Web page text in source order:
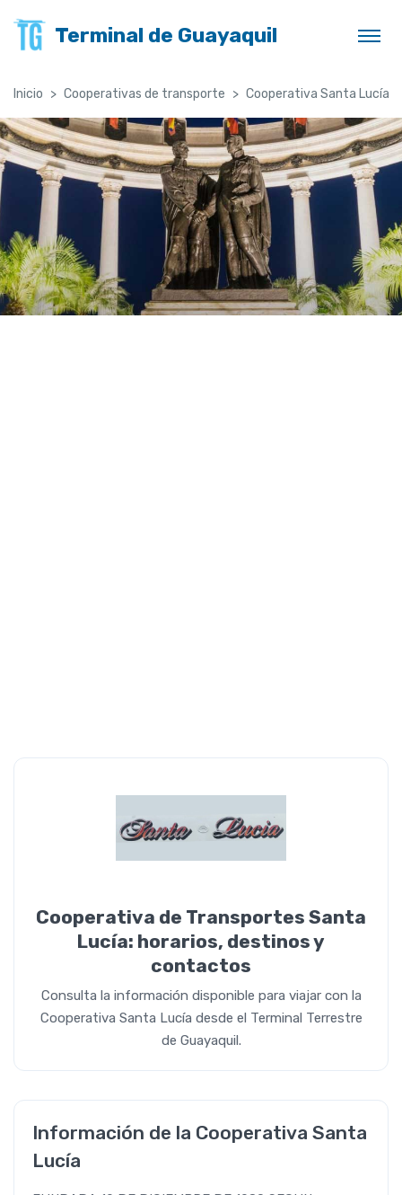
Terminal de Guayaquil
Inicio Cooperativas de transporte Cooperativa Santa Lucía
Cooperativa de Transportes Santa
Lucía: horarios, destinos y
contactos
Consulta la información disponible para viajar con la
Cooperativa Santa Lucía desde el Terminal Terrestre
de Guayaquil.
Información de la Cooperativa Santa
Lucía